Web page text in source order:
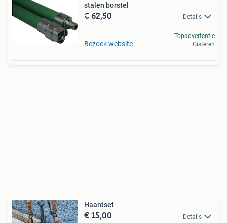
stalen borstel
€ 62,50 Details
Bezoek website
Topadvertentie
Gisteren
Haardset
€ 15,00 Details